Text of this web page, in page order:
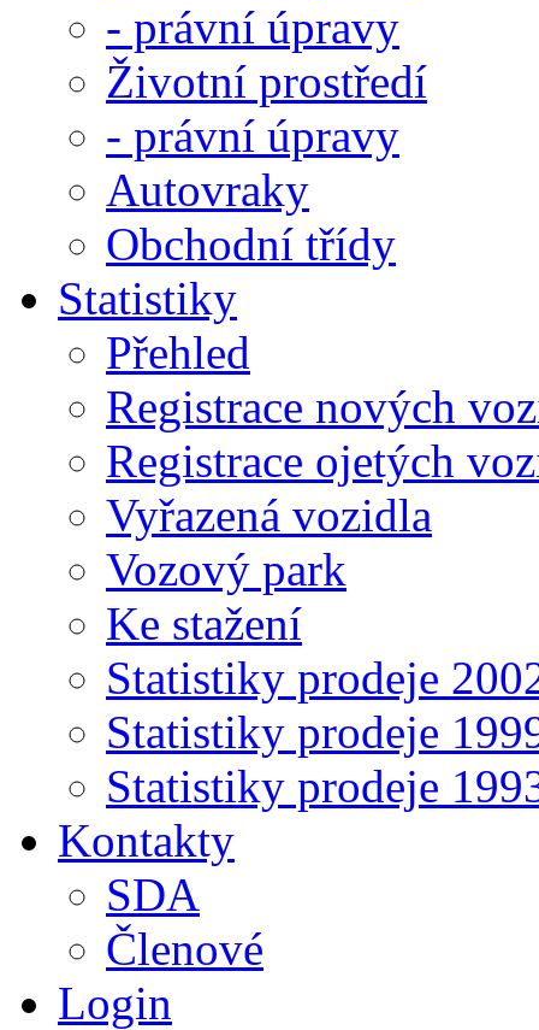
- právní úpravy
Životní prostředí
- právní úpravy
Autovraky
Obchodní třídy
Statistiky
Přehled
Registrace nových
Registrace ojetých
Vyřazená vozidla
Vozový park
Ke stažení
Statistiky prodeje
Statistiky prodeje
Statistiky prodeje
Kontakty
SDA
Členové
Login